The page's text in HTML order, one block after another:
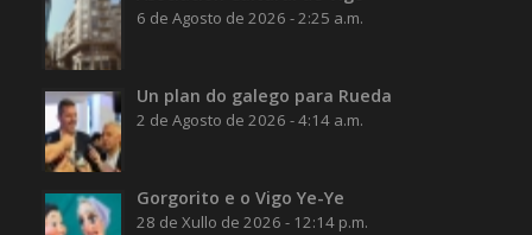
6 de Agosto de 2026 - 2:25 a.m.
Un plan do galego para Rueda
2 de Agosto de 2026 - 4:14 a.m.
Gorgorito e o Vigo Ye-Ye
28 de Xullo de 2026 - 12:14 p.m.